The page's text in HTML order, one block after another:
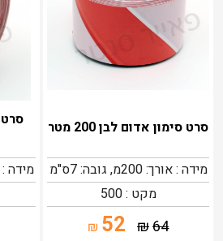
סרט סימון אדום לבן 200 מטר
מידה : אורך: 200מ, גובה: 7ס"מ
מקט : 500
64
₪
52
₪
סרט
מידה : אורך: